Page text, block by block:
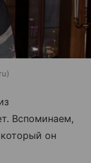
Вспоминаем,
он